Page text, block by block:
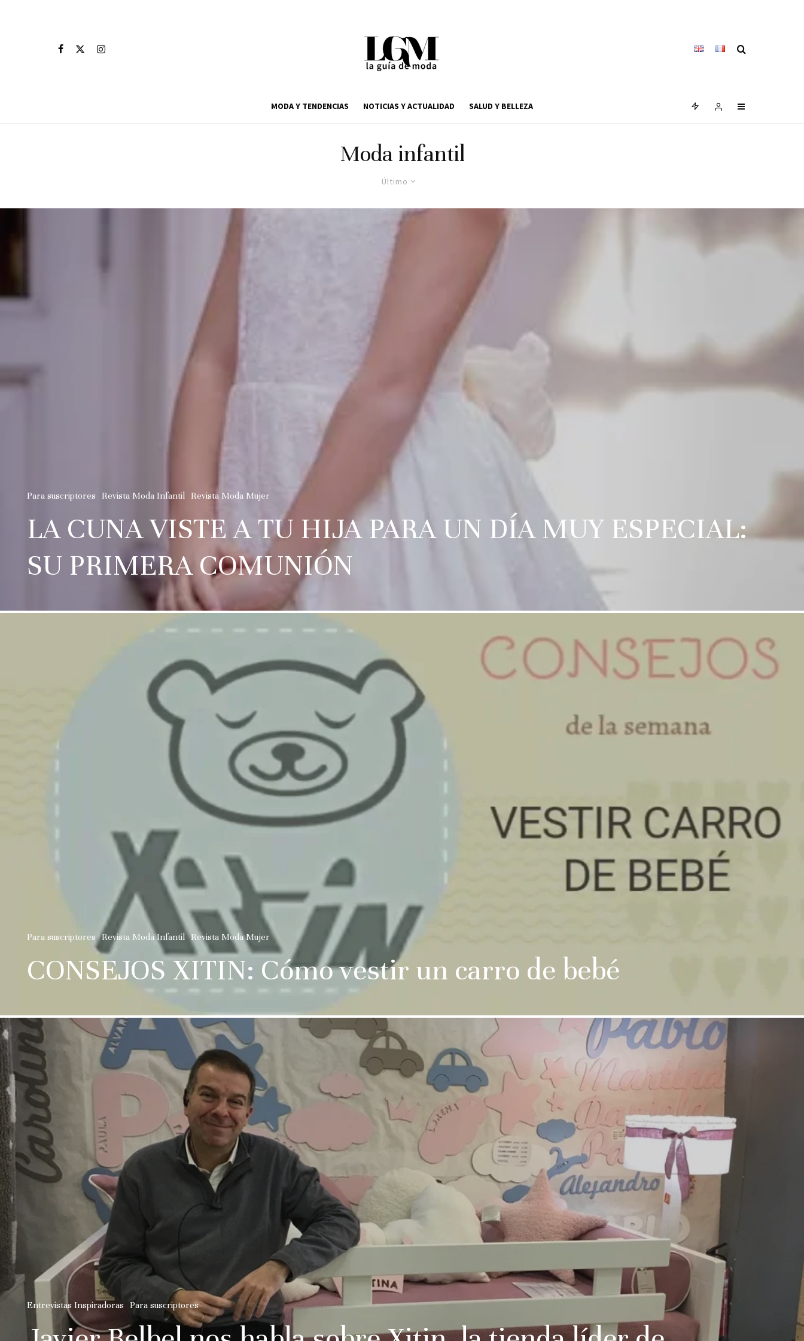
MODA Y TENDENCIAS NOTICIAS Y ACTUALIDAD SALUD Y BELLEZA
Moda infantil
Último
Para suscriptores Revista Moda Infantil Revista Moda Mujer
LA CUNA VISTE A TU HIJA PARA UN DÍA MUY ESPECIAL:
SU PRIMERA COMUNIÓN
Para suscriptores Revista Moda Infantil Revista Moda Mujer
CONSEJOS XITIN: Cómo vestir un carro de bebé
Entrevistas Inspiradoras Para suscriptores